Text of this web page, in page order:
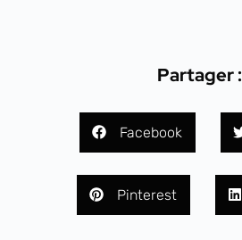
Partager :
Facebook
Pinterest